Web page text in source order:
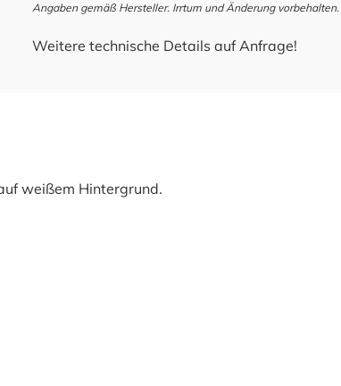
Angaben gemäß Hersteller. Irrtum und Änderung vorbehalten.
Weitere technische Details auf Anfrage!